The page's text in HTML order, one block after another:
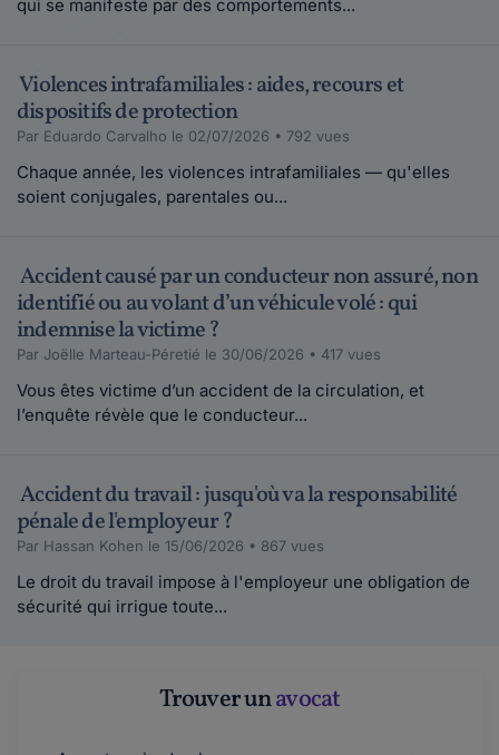
qui se manifeste par des comportements...
Violences intrafamiliales : aides, recours et
dispositifs de protection
Par Eduardo Carvalho le 02/07/2026 • 792 vues
Chaque année, les violences intrafamiliales — qu'elles
soient conjugales, parentales ou...
Accident causé par un conducteur non assuré, non
identifié ou au volant d’un véhicule volé : qui
indemnise la victime ?
Par Joëlle Marteau-Péretié le 30/06/2026 • 417 vues
Vous êtes victime d’un accident de la circulation, et
l’enquête révèle que le conducteur...
Accident du travail : jusqu'où va la responsabilité
pénale de l'employeur ?
Par Hassan Kohen le 15/06/2026 • 867 vues
Le droit du travail impose à l'employeur une obligation de
sécurité qui irrigue toute...
Trouver unavocat